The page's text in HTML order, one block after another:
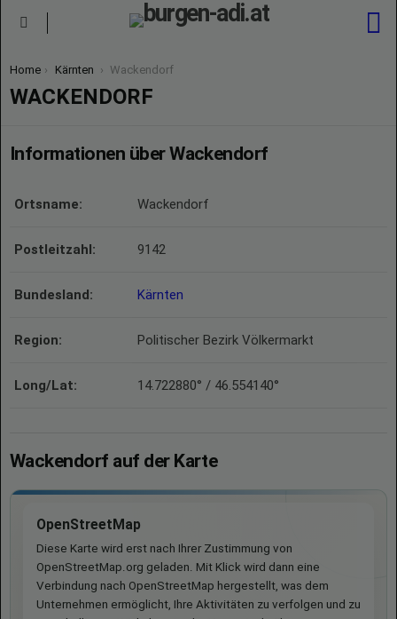
You are here:
Home Kärnten Wackendorf
WACKENDORF
Informationen über Wackendorf
Ortsname: Wackendorf
Postleitzahl: 9142
Bundesland: Kärnten
Region: Politischer Bezirk Völkermarkt
Long/Lat: 14.722880° / 46.554140°
Wackendorf auf der Karte
OpenStreetMap
Diese Karte wird erst nach Ihrer Zustimmung von
OpenStreetMap.org geladen. Mit Klick wird dann eine
Verbindung nach OpenStreetMap hergestellt, was dem
Unternehmen ermöglicht, Ihre Aktivitäten zu verfolgen und zu